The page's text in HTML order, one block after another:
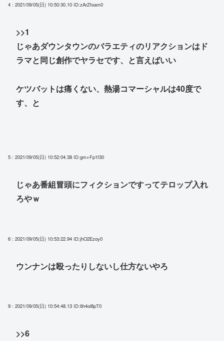
4 : 2021/09/05(日) 10:50:30.10 ID:zArZfoam0
>>1
じゃあダウンタウンのバラエティのリアクションはド
ラマと同じ創作でヤラセです、と言えばいい
ケツバットは痛くない、熱湯コマーシャルは40度で
す、と
5 : 2021/09/05(日) 10:52:04.38 ID:gm+Fp1f30
じゃあ番組冒頭にフィクションですってテロップ入れ
ろやｗ
6 : 2021/09/05(日) 10:53:22.94 ID:jhO2Ezoy0
ウンナンは殴ったりしないし仕方ないやろ
9 : 2021/09/05(日) 10:54:48.13 ID:6h4ol8pT0
>>6